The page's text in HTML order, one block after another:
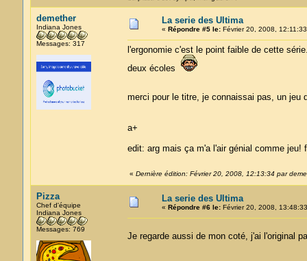
demether
Indiana Jones
Messages: 317
La serie des Ultima
« Répondre #5 le:Février 20, 2008,
l'ergonomie c'est le point faible de cette
deux écoles
merci pour le titre, je connaissai pas, un
a+
edit: arg mais ça m'a l'air génial comme
« Dernière édition: Février 20, 2008, 12:13:34 par
Pizza
Chef d'équipe
Indiana Jones
Messages: 769
La serie des Ultima
« Répondre #6 le:Février 20, 2008,
Je regarde aussi de mon coté, j'ai l'original